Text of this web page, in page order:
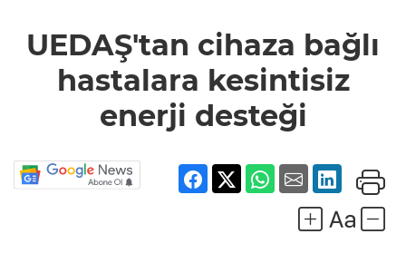
hastalara
kesintisiz
desteği
UEDAŞ'tan cihaza bağlı
hastalara kesintisiz
enerji desteği